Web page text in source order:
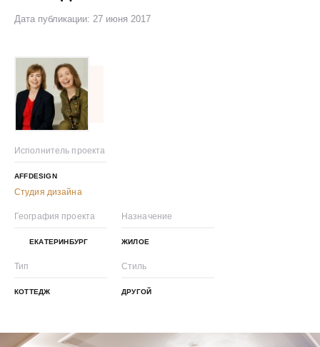
Дата публикации: 27 июня 2017
Исполнитель проекта
AFFDESIGN
Студия дизайна
География проекта
ЕКАТЕРИНБУРГ
Назначение
ЖИЛОЕ
Тип
КОТТЕДЖ
Стиль
ДРУГОЙ